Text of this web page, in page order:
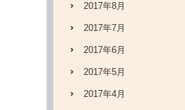
2017年8月
2017年7月
2017年6月
2017年5月
2017年4月